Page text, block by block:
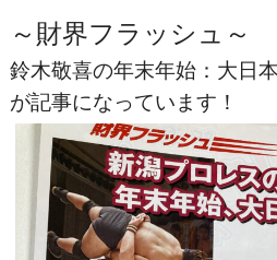
～財界フラッシュ～
鈴木敬喜の年末年始：大日
が記事になっています！